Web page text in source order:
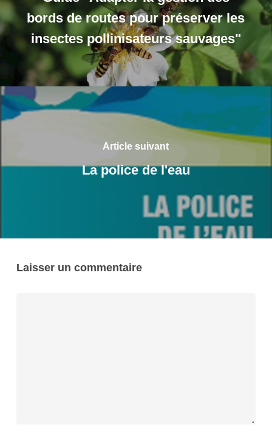
bords de routes pour préserver les
insectes pollinisateurs sauvages"
Article suivant
La police de l'eau
Laisser un commentaire